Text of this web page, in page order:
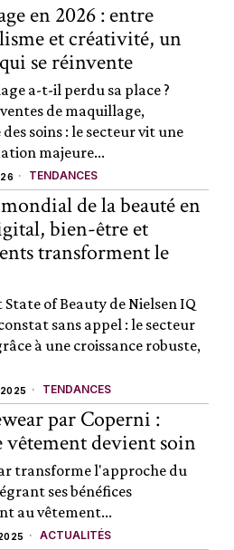
en 2026 : entre
et créativité, un
se réinvente
a-t-il perdu sa place ?
ventes de maquillage,
soins : le secteur vit une
majeure...
TENDANCES
de la beauté en
bien-être et
transforment le
of Beauty de Nielsen IQ
sans appel : le secteur
à une croissance robuste,
2025 TENDANCES
par Coperni :
vêtement devient soin
transforme l'approche du
ses bénéfices
au vêtement...
ACTUALITÉS